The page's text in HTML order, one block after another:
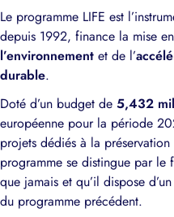
Le programme LIFE est
depuis 1992, finance la mise
l’environnement et de l’
durable.
Doté d’un budget de 5,432
européenne pour la période
projets dédiés à la
programme se distingue par le
que jamais et qu’il dispose
du programme précédent.